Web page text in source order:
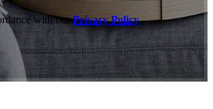
with ourPrivacy Policy